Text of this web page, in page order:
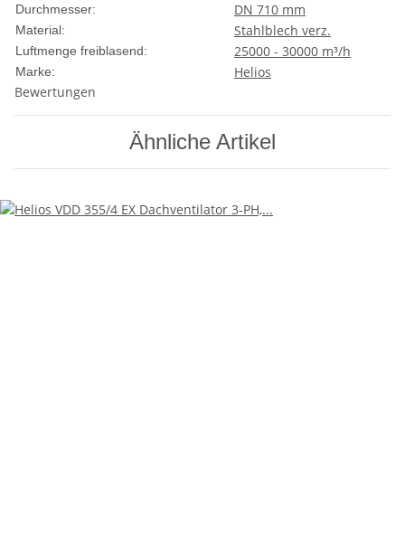
Durchmesser: DN 710 mm
Material: Stahlblech verz.
Luftmenge freiblasend: 25000 - 30000 m³/h
Marke:
Helios
Bewertungen
Ähnliche Artikel